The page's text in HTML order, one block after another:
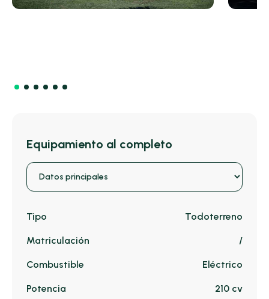
Equipamiento al completo
Tipo Todoterreno
Matriculación /
Combustible Eléctrico
Potencia 210 cv